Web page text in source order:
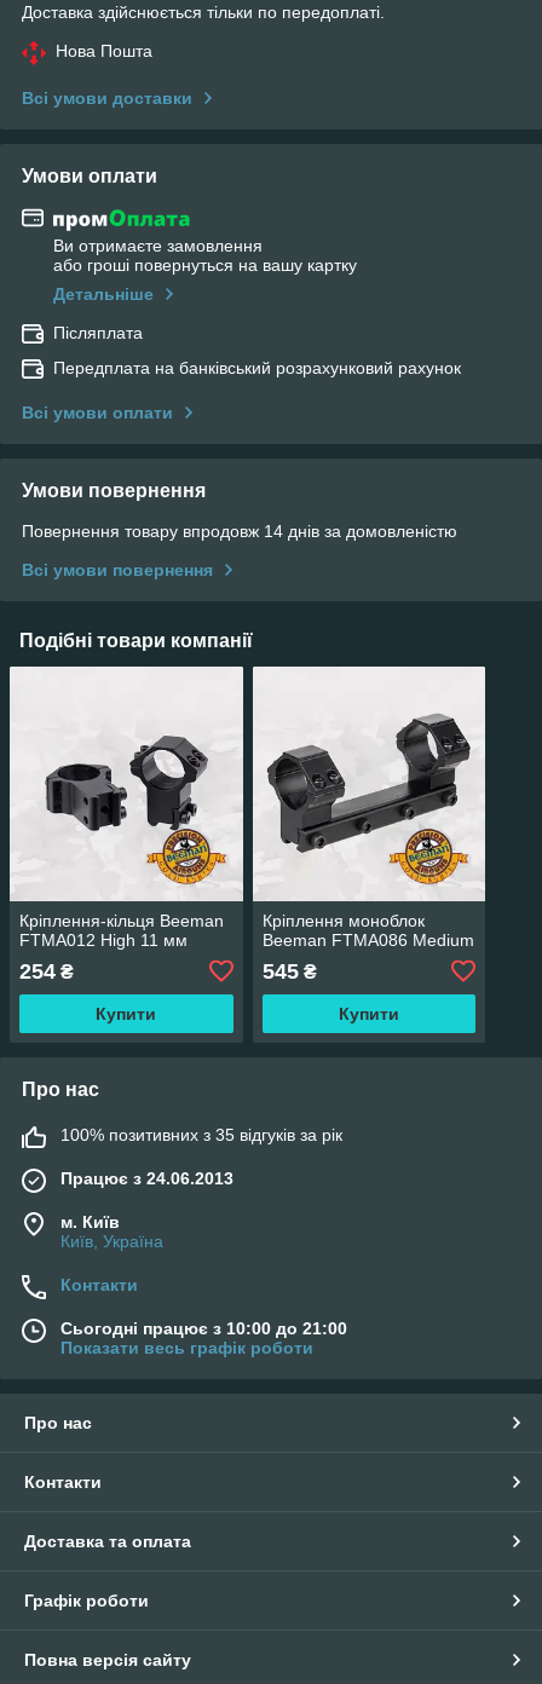
Доставка здійснюється тільки по передоплаті.
Нова Пошта
Всі умови доставки
Умови оплати
Ви отримаєте замовлення
або гроші повернуться на вашу картку
Детальніше
Післяплата
Передплата на банківський розрахунковий рахунок
Всі умови оплати
Умови повернення
Повернення товару впродовж 14 днів за домовленістю
Всі умови повернення
Подібні товари компанії
Кріплення-кільця Beeman
FTMA012 High 11 мм
254 ₴
Купити
Кріплення моноблок
Beeman FTMA086 Medium
545₴
Купити
Про нас
100% позитивних з 35 відгуків за рік
Працює з 24.06.2013
м. Київ
Київ, Україна
Контакти
Сьогодні працює з 10:00 до 21:00
Показати весь графік роботи
Про нас
Контакти
Доставка та оплата
Графік роботи
Повна версія сайту